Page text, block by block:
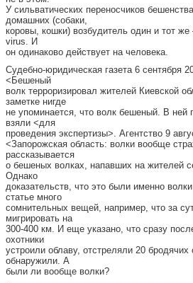
У сильватических переносчиков
домашних (собаки,
коровы, кошки) возбудитель один и тот
virus. И
он одинаково действует на человека.
Судебно-юридическая газета 6 сентября
<Бешеный
волк терроризировал жителей Киевской
заметке нигде
не упоминается, что волк бешеный. В ней
взяли <для
проведения экспертизы>. Агентство 9
<Запорожская область: волки вообще
рассказывается
о бешеных волках, напавших на жителей
Однако
доказательств, что это были именно
статье много
сомнительных вещей, например, что за
мигрировать на
300-400 км. И еще указано, что сразу
охотники
устроили облаву, отстреляли 20 бродячих
обнаружили. А
были ли вообще волки?